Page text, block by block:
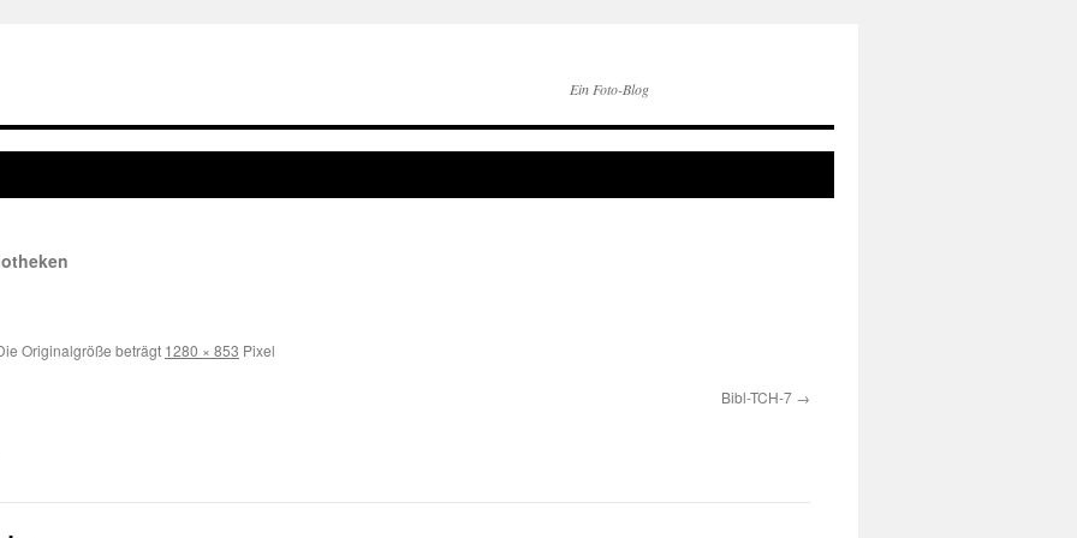
Ein Foto-Blog
Originalgröße beträgt 1280 × 853 Pixel
Bibl-TCH-7